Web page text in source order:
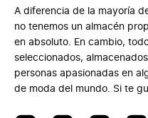
A diferencia de la mayoría
no tenemos un almacén
en absoluto. En cambio,
seleccionados,
personas apasionadas en
de moda del mundo. Si te